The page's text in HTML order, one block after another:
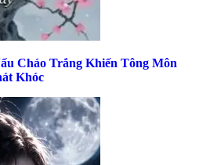
Cháo Trắng Khiến Tông Môn
Khóc